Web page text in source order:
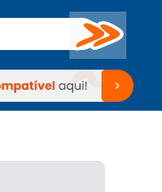
Buscar
TV Venda no KaBuM!
no KaBuM!